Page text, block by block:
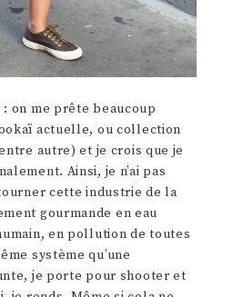
on me prête beaucoup
actuelle, ou collection
autre) et je crois que je
Ainsi, je n’ai pas
cette industrie de la
gourmande en eau
en pollution de toutes
système qu’une
je porte pour shooter et